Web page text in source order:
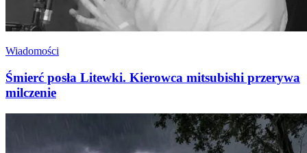
Wiadomości
Śmierć posła Litewki. Kierowca mitsubishi przerywa
milczenie